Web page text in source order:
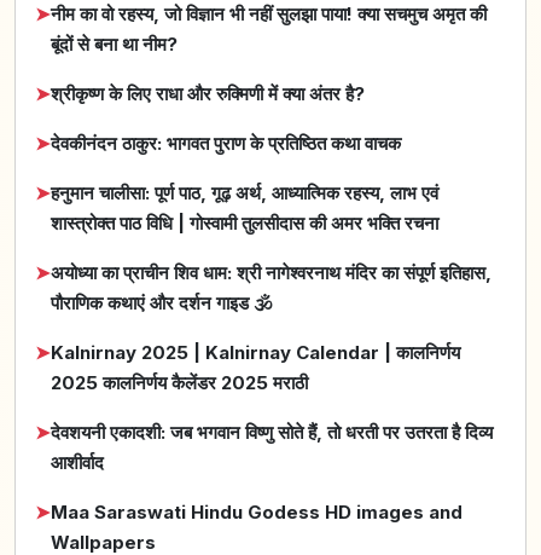
➤नीम का वो रहस्य, जो विज्ञान भी नहीं सुलझा पाया! क्या सचमुच अमृत की
बूंदों से बना था नीम?
➤श्रीकृष्ण के लिए राधा और रुक्मिणी में क्या अंतर है?
➤देवकीनंदन ठाकुर: भागवत पुराण के प्रतिष्ठित कथा वाचक
➤हनुमान चालीसा: पूर्ण पाठ, गूढ़ अर्थ, आध्यात्मिक रहस्य, लाभ एवं
शास्त्रोक्त पाठ विधि | गोस्वामी तुलसीदास की अमर भक्ति रचना
➤अयोध्या का प्राचीन शिव धाम: श्री नागेश्वरनाथ मंदिर का संपूर्ण इतिहास,
पौराणिक कथाएं और दर्शन गाइड 🕉️
➤Kalnirnay 2025 | Kalnirnay Calendar | कालनिर्णय
2025 कालनिर्णय कैलेंडर 2025 मराठी
➤देवशयनी एकादशी: जब भगवान विष्णु सोते हैं, तो धरती पर उतरता है दिव्य
आशीर्वाद
➤Maa Saraswati Hindu Godess HD images and
Wallpapers